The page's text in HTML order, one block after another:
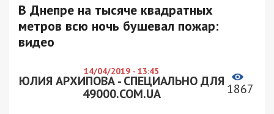
В Днепре на тысяче квадратных
метров всю ночь бушевал пожар:
видео
14/04/2019 - 13:45
ЮЛИЯ АРХИПОВА - СПЕЦИАЛЬНО ДЛЯ
49000.COM.UA
1867